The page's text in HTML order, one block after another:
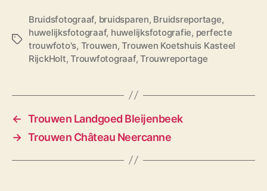
T
Bruidsfotograaf, bruidsparen, Bruidsreportage,
huwelijksfotograaf, huwelijksfotografie, perfecte
trouwfoto's, Trouwen,Trouwen Koetshuis Kasteel
RijckHolt,Trouwfotograaf,Trouwreportage
← Trouwen Landgoed Bleijenbeek
→ Trouwen Château Neercanne